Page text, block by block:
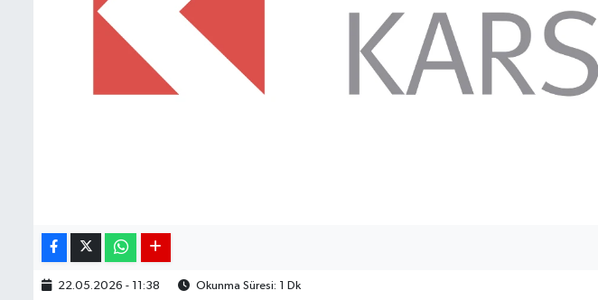
22.05.2026 - 11:38 Okunma Süresi: 1 Dk